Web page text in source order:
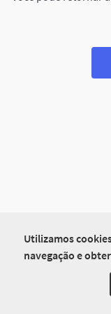
Utilizamos
navegação e